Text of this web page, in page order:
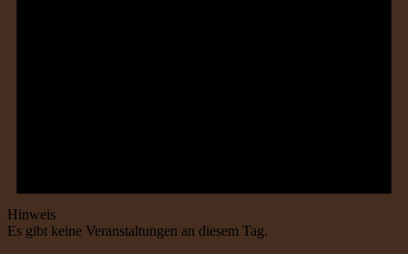
Hinweis
Es gibt keine Veranstaltungen an diesem Tag.